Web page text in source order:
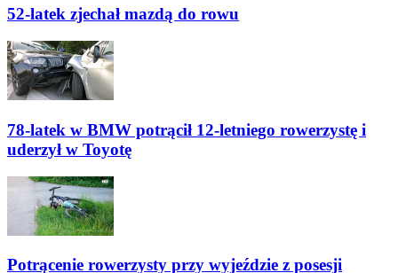
52-latek zjechał mazdą do rowu
78-latek w BMW potrącił 12-letniego rowerzystę i
uderzył w Toyotę
Potrącenie rowerzysty przy wyjeździe z posesji